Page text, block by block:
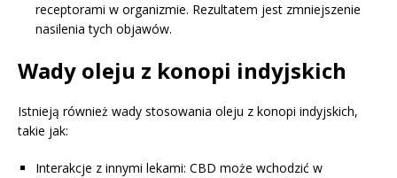
receptorami w organizmie. Rezultatem jest zmniejszenie
nasilenia tych objawów.
Wady oleju z konopi indyjskich
Istnieją również wady stosowania oleju z konopi indyjskich,
takie jak:
Interakcje z innymi lekami: CBD może wchodzić w